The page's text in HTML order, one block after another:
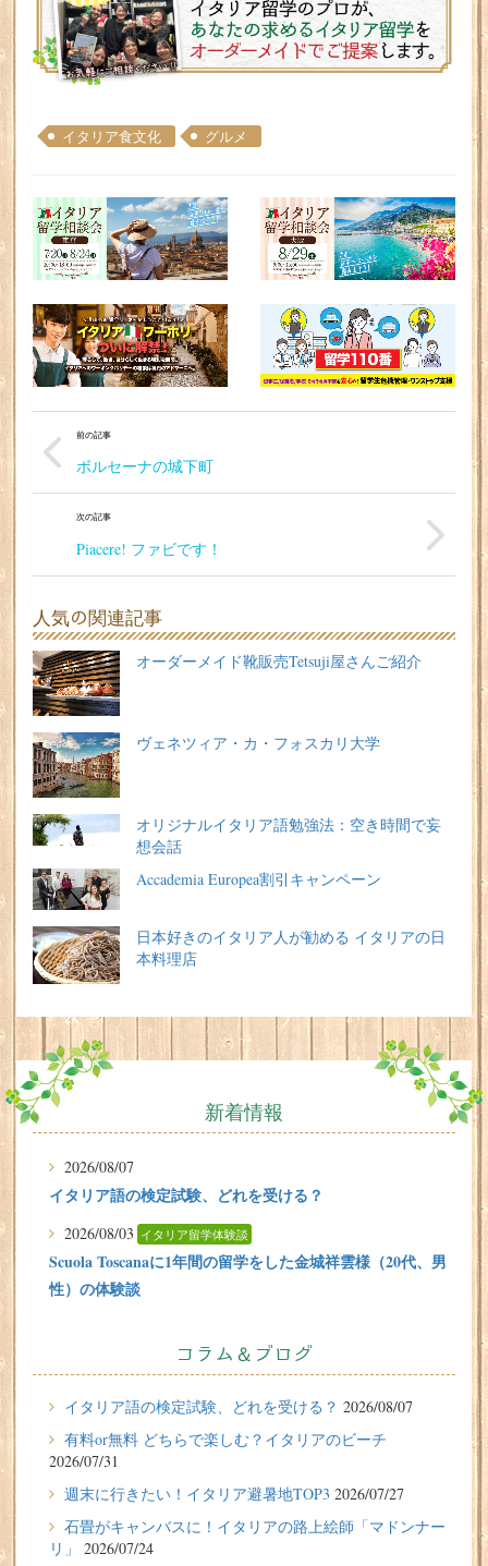
イタリア食文化 グルメ
前の記事
ボルセーナの城下町
次の記事
Piacere! ファビです！
人気の関連記事
オーダーメイド靴販売Tetsuji屋さんご紹介
ヴェネツィア・カ・フォスカリ大学
オリジナルイタリア語勉強法：空き時間で妄
想会話
Accademia Europea割引キャンペーン
日本好きのイタリア人が勧める イタリアの日
本料理店
新着情報
2026/08/07
イタリア語の検定試験、どれを受ける？
2026/08/03 イタリア留学体験談
Scuola Toscanaに1年間の留学をした金城祥雲様（20代、男
性）の体験談
有料or無料 どちらで楽しむ？イタリアのビーチ
フィレンツェに1週間の語学留学をしたT.Sさん（10代、女
性）の体験談
2026/07/27
週末に行きたい！イタリア避暑地TOP3
2026/07/24
コラム＆ブログ
イタリア語の検定試験、どれを受ける？ 2026/08/07
有料or無料 どちらで楽しむ？イタリアのビーチ
2026/07/31
週末に行きたい！イタリア避暑地TOP3 2026/07/27
石畳がキャンバスに！イタリアの路上絵師「マドンナー
リ」
2026/07/24